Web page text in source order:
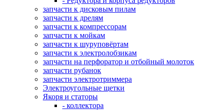
запчасти к дисковым пилам
запчасти к дрелям
запчасти к компрессорам
запчасти к мойкам
запчасти к шуруповёртам
запчасти к электролобзикам
запчасти на перфоратор и отбойный молоток
запчасти рубанок
запчасти электротриммера
Электроугольные щетки
Якоря и статоры
- коллектора